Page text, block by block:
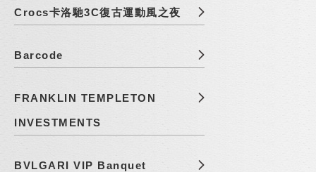
Crocs卡洛馳3C復古運動風之夜
Barcode
FRANKLIN TEMPLETON
INVESTMENTS
BVLGARI VIP Banquet